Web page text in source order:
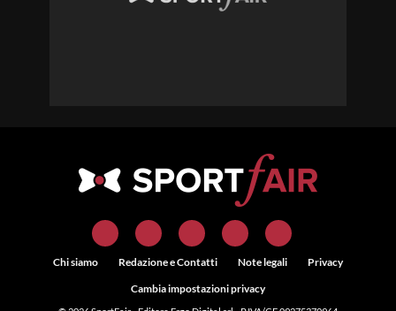
Chi siamo Redazione e Contatti Note legali
Privacy
Cambia impostazioni privacy